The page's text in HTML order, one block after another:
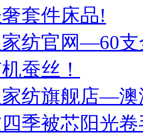
套件床品!
纺官网—60
蚕丝！
纺旗舰店—澳
季被芯阳光